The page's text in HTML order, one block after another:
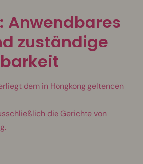
Anwendbares
zuständige
dem in Hongkong geltenden
die Gerichte von